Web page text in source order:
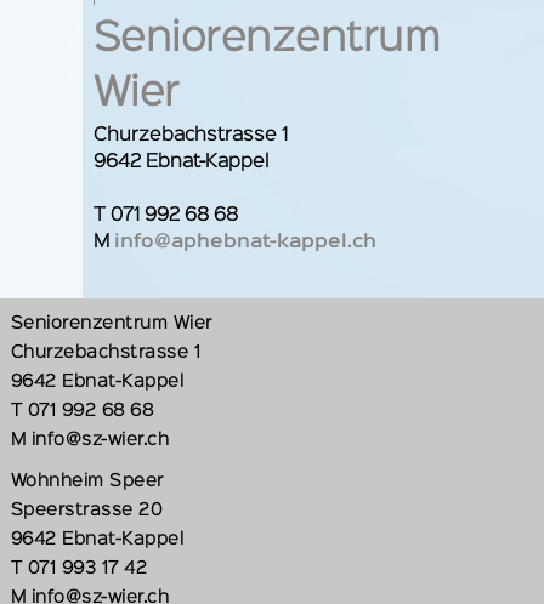
Seniorenzentrum
Wier
Churzebachstrasse 1
9642 Ebnat-Kappel
T 071 992 68 68
M
info@aphebnat-kappel.ch
Seniorenzentrum Wier
Churzebachstrasse 1
9642 Ebnat-Kappel
T 071 992 68 68
M info@sz-wier.ch
Wohnheim Speer
Speerstrasse 20
9642 Ebnat-Kappel
T 071 993 17 42
M info@sz-wier.ch